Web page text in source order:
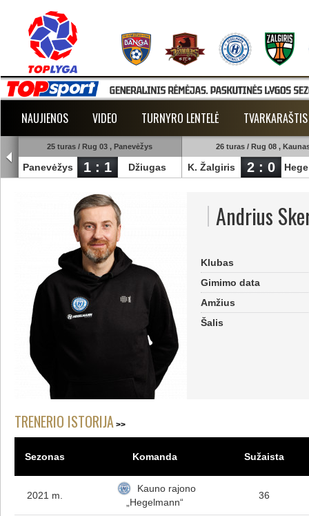
NAUJIENOS VIDEO TURNYRO LENTELĖ TVARKARAŠTIS
25 turas / Rug 03 , Panevėžys
Panevėžys 1 : 1 Džiugas
26 turas / Rug 08 ,
K. Žalgiris 2 : 0
Andrius
Klubas
Gimimo data
Amžius
Šalis
TRENERIO ISTORIJA
Sezonas Komanda Sužaista
2021 m.
Kauno rajono
„Hegelmann“
36